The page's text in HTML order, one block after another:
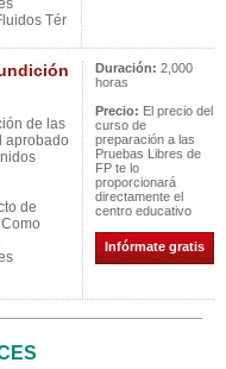
Tér
de las
aprobado
de
Duración: 2,000
horas
Precio: El precio del
curso de
preparación a las
Pruebas Libres de
FP te lo
proporcionará
directamente el
centro educativo
Infórmate gratis